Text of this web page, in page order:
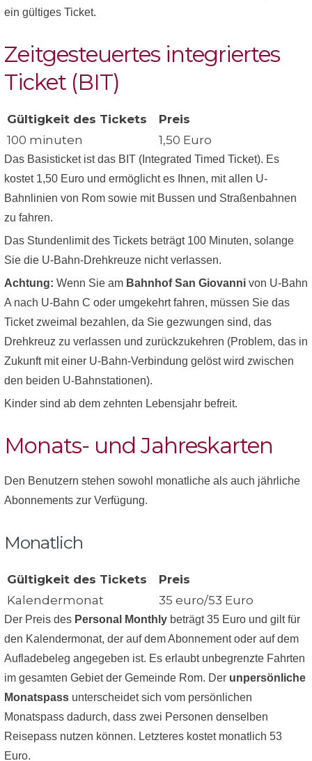
ein gültiges Ticket.
Zeitgesteuertes integriertes
Ticket (BIT)
Gültigkeit des Tickets
Preis
100 minuten
1,50 Euro
Das Basisticket ist das BIT (Integrated Timed Ticket). Es
kostet 1,50 Euro und ermöglicht es Ihnen, mit allen U-
Bahnlinien von Rom sowie mit Bussen und Straßenbahnen
zu fahren.
Das Stundenlimit des Tickets beträgt 100 Minuten, solange
Sie die U-Bahn-Drehkreuze nicht verlassen.
Achtung: Wenn Sie am Bahnhof San Giovanni von U-Bahn
A nach U-Bahn C oder umgekehrt fahren, müssen Sie das
Ticket zweimal bezahlen, da Sie gezwungen sind, das
Drehkreuz zu verlassen und zurückzukehren (Problem, das in
Zukunft mit einer U-Bahn-Verbindung gelöst wird zwischen
den beiden U-Bahnstationen).
Kinder sind ab dem zehnten Lebensjahr befreit.
Monats- und Jahreskarten
Den Benutzern stehen sowohl monatliche als auch jährliche
Abonnements zur Verfügung.
Monatlich
Gültigkeit des Tickets
Preis
Kalendermonat
35 euro/53 Euro
Der Preis des Personal Monthly beträgt 35 Euro und gilt für
den Kalendermonat, der auf dem Abonnement oder auf dem
Aufladebeleg angegeben ist. Es erlaubt unbegrenzte Fahrten
im gesamten Gebiet der Gemeinde Rom. Der unpersönliche
Monatspass unterscheidet sich vom persönlichen
Monatspass dadurch, dass zwei Personen denselben
Reisepass nutzen können. Letzteres kostet monatlich 53
Euro.